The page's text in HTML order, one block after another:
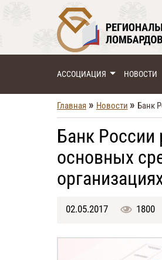
АССОЦИАЦИЯ НОВОСТИ
Главная » Новости » Банк
Банк России
основных
02.05.2017 1800